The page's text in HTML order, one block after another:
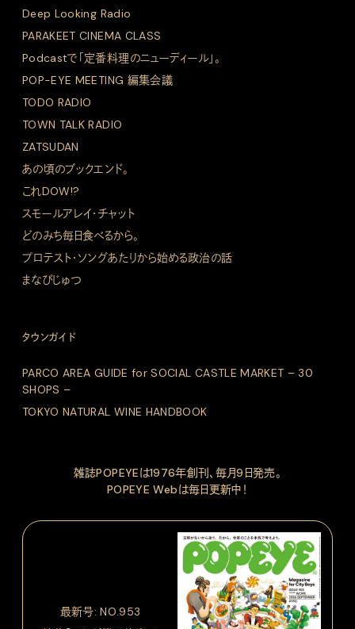
Deep Looking Radio
PARAKEET CINEMA CLASS
Podcastで「定番料理のニューディール」。
POP-EYE MEETING 編集会議
TODO RADIO
TOWN TALK RADIO
ZATSUDAN
あの頃のブックエンド。
これDOW!?
スモールアレイ・チャット
どのみち毎日食べるから。
プロテスト・ソングあたりから始める政治の話
まなびじゅつ
タウンガイド
PARCO AREA GUIDE for SOCIAL CASTLE MARKET – 30
SHOPS –
TOKYO NATURAL WINE HANDBOOK
雑誌POPEYEは1976年創刊、毎月9日発売。
POPEYE Webは毎日更新中！
最新号: NO.953